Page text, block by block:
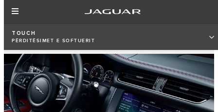
TOUCH
PËRDITËSIMET E SOFTUERIT